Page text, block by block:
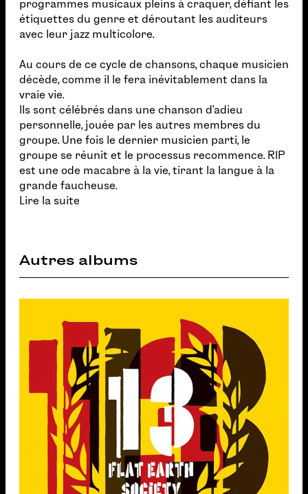
programmes musicaux pleins à craquer, défiant les
étiquettes du genre et déroutant les auditeurs
avec leur jazz multicolore.
Au cours de ce cycle de chansons, chaque musicien
décède, comme il le fera inévitablement dans la
vraie vie.
Ils sont célébrés dans une chanson d'adieu
personnelle, jouée par les autres membres du
groupe. Une fois le dernier musicien parti, le
groupe se réunit et le processus recommence. RIP
est une ode macabre à la vie, tirant la langue à la
grande faucheuse.
Lire la suite
Autres albums